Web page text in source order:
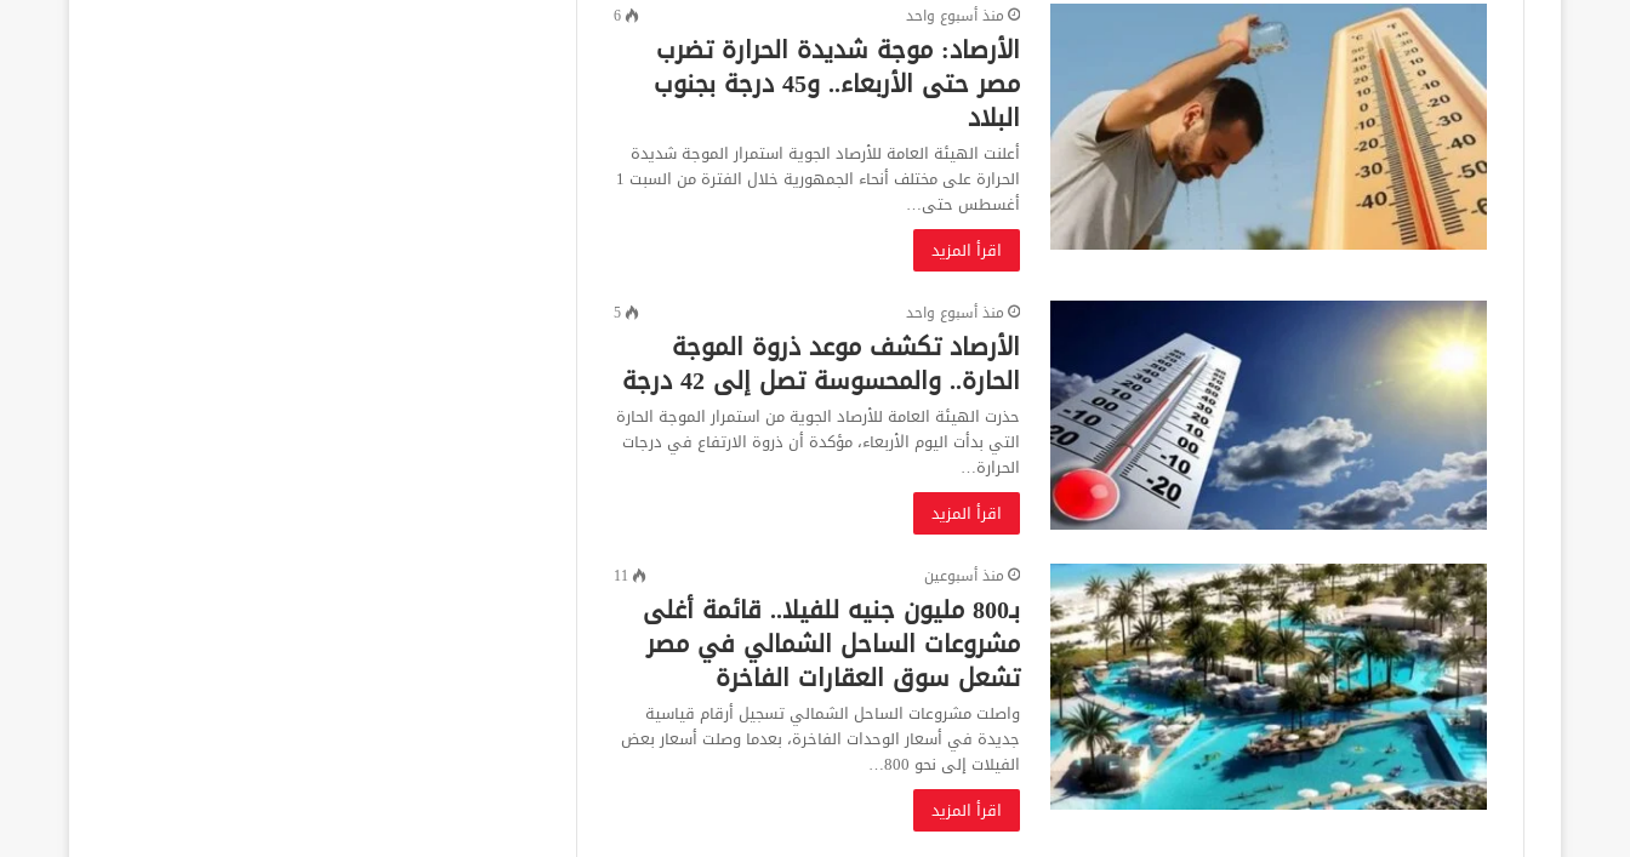
منذ أسبوع واحد 6
الأرصاد: موجة شديدة الحرارة تضرب
مصر حتى الأربعاء.. و45 درجة بجنوب
البلاد
أعلنت الهيئة العامة للأرصاد الجوية استمرار الموجة شديدة
الحرارة على مختلف أنحاء الجمهورية خلال الفترة من السبت 1
أغسطس حتى…
اقرأ المزيد
منذ أسبوع واحد 5
الأرصاد تكشف موعد ذروة الموجة
الحارة.. والمحسوسة تصل إلى 42 درجة
حذرت الهيئة العامة للأرصاد الجوية من استمرار الموجة الحارة
التي بدأت اليوم الأربعاء، مؤكدة أن ذروة الارتفاع في درجات
الحرارة…
اقرأ المزيد
منذ أسبوعين 11
بـ800 مليون جنيه للفيلا.. قائمة أغلى
مشروعات الساحل الشمالي في مصر
تشعل سوق العقارات الفاخرة
واصلت مشروعات الساحل الشمالي تسجيل أرقام قياسية
جديدة في أسعار الوحدات الفاخرة، بعدما وصلت أسعار بعض
الفيلات إلى نحو 800…
اقرأ المزيد